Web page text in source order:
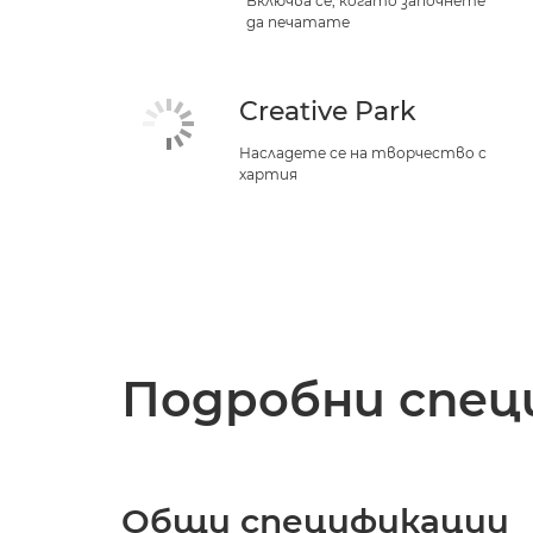
да печатате
Creative Park
Насладете се на творчество с
хартия
Подробни
Общи спецификации